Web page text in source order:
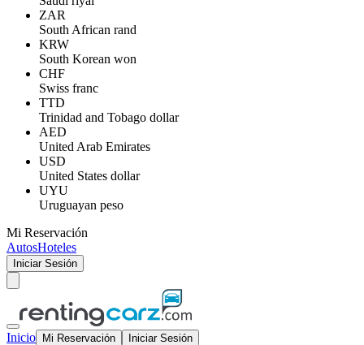
ZAR
South African rand
KRW
South Korean won
CHF
Swiss franc
TTD
Trinidad and Tobago dollar
AED
United Arab Emirates
USD
United States dollar
UYU
Uruguayan peso
Mi Reservación
AutosHoteles
Iniciar Sesión
Inicio Mi Reservación Iniciar Sesión